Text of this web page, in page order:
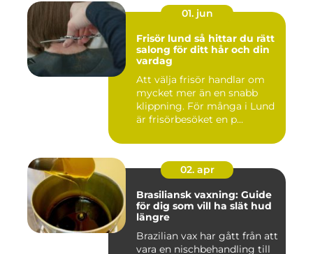
01. jun
Frisör lund så hittar du rätt
salong för ditt hår och din
vardag
Att välja frisör handlar om
mycket mer än en snabb
klippning. För många i Lund
är frisörbesöket en p...
02. apr
Brasiliansk vaxning: Guide
för dig som vill ha slät hud
längre
Brazilian vax har gått från att
vara en nischbehandling till